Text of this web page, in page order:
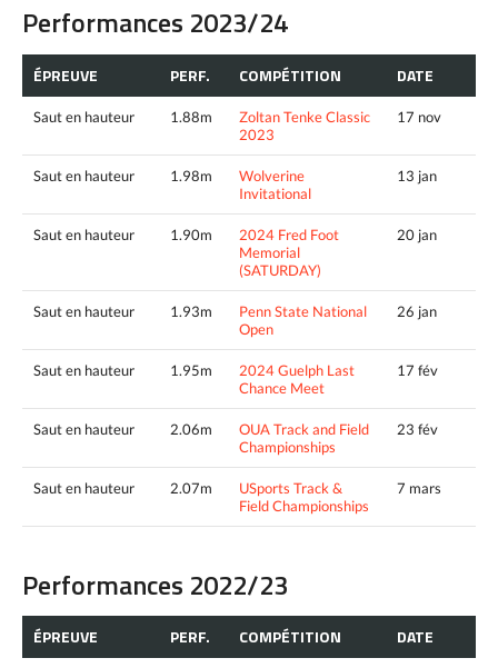
Performances 2023/24
ÉPREUVE PERF. COMPÉTITION DATE
Saut en hauteur 1.88m
Zoltan Tenke Classic
2023
17 nov
Saut en hauteur 1.98m
Wolverine
Invitational
13 jan
Saut en hauteur 1.90m
2024 Fred Foot
Memorial
(SATURDAY)
20 jan
Saut en hauteur 1.93m
Penn State National
Open
26 jan
Saut en hauteur 1.95m
2024 Guelph Last
Chance Meet
17 fév
Saut en hauteur 2.06m
OUA Track and Field
Championships
23 fév
Saut en hauteur 2.07m
USports Track &
Field Championships
7 mars
Performances 2022/23
ÉPREUVE PERF. COMPÉTITION DATE